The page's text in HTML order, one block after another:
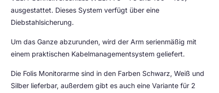
ausgestattet. Dieses System verfügt über eine
Diebstahlsicherung.
Um das Ganze abzurunden, wird der Arm serienmäßig mit
einem praktischen Kabelmanagementsystem geliefert.
Die Folis Monitorarme sind in den Farben Schwarz, Weiß und
Silber lieferbar, außerdem gibt es auch eine Variante für 2